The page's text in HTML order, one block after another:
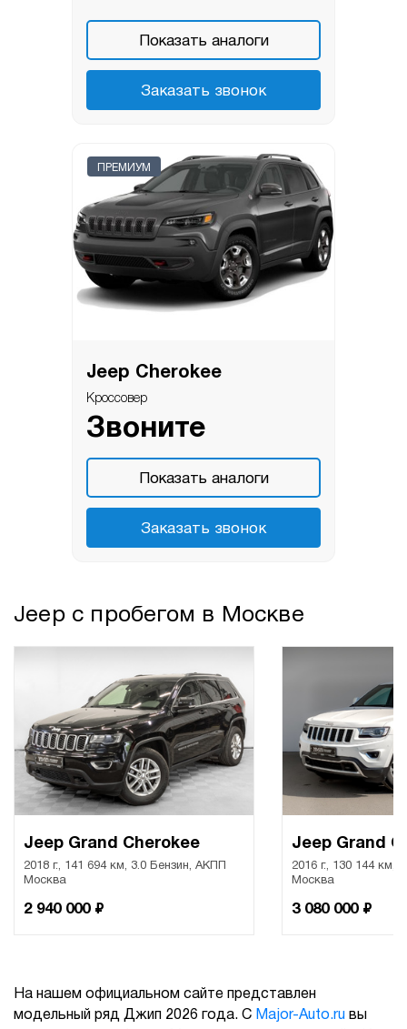
Показать аналоги
Заказать звонок
ПРЕМИУМ
Jeep Cherokee
Кроссовер
Звоните
Показать аналоги
Заказать звонок
Jeep с пробегом в Москве
Jeep Grand Cherokee
2018 г., 141 694 км, 3.0 Бензин, АКПП
Москва
2 940 000 ₽
Jeep Grand
2016 г., 130 144 км,
Москва
3 080 000 ₽
На нашем официальном сайте представлен
модельный ряд Джип 2026 года. С Major-Auto.ru вы